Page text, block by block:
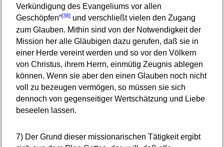
Verkündigung des Evangeliums vor allen
Geschöpfen“[38]und verschließt vielen den Zugang
zum Glauben. Mithin sind von der Notwendigkeit der
Mission her alle Gläubigen dazu gerufen, daß sie in
einer Herde vereint werden und so vor den Völkern
von Christus, ihrem Herrn, einmütig Zeugnis ablegen
können. Wenn sie aber den einen Glauben noch nicht
voll zu bezeugen vermögen, so müssen sie sich
dennoch von gegenseitiger Wertschätzung und Liebe
beseelen lassen.
7)Der Grund dieser missionarischen Tätigkeit ergibt